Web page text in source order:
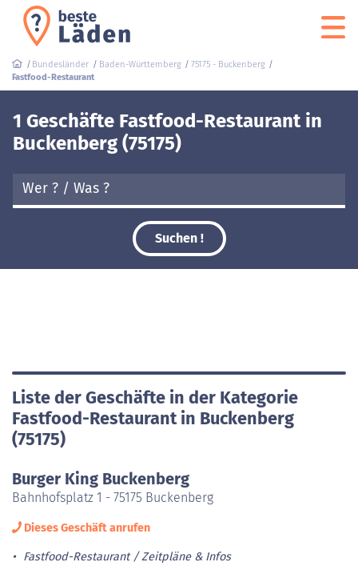
Bundesländer Baden-Württemberg
75175 - Buckenberg
Fastfood-Restaurant
1 Geschäfte Fastfood-Restaurant in
Buckenberg (75175)
Suchen !
Liste der Geschäfte in der Kategorie
Fastfood-Restaurant in Buckenberg
(75175)
Burger King Buckenberg
Bahnhofsplatz 1 - 75175 Buckenberg
Dieses Geschäft anrufen
Fastfood-Restaurant Zeitpläne & Infos